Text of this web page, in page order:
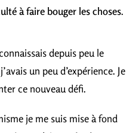
à faire bouger les choses.
depuis peu le
un peu d’expérience. Je
ce nouveau défi.
je me suis mise à fond